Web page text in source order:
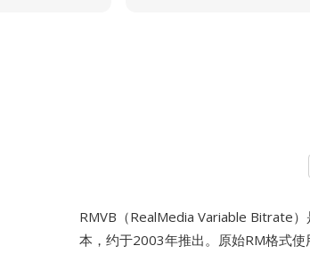
RMVB（RealMedia Variable Bitrate）
本，约于2003年推出。原始RM格式